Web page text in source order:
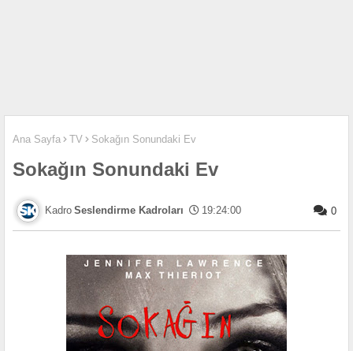
Ana Sayfa TV Sokağın Sonundaki Ev
Sokağın Sonundaki Ev
Seslendirme Kadroları 19:24:00 0